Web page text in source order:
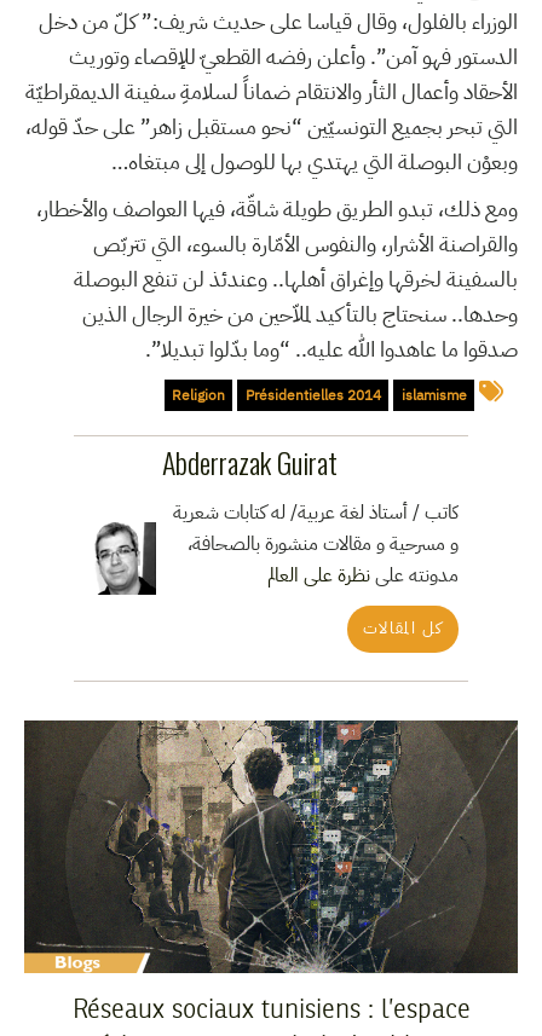
الوزراء بالفلول، وقال قياسا على حديث شريف:” كلّ من دخل
الدستور فهو آمن”. وأعلن رفضه القطعيّ للإقصاء وتوريث
الأحقاد وأعمال الثأر والانتقام ضماناً لسلامةِ سفينة الديمقراطيّة
التي تبحر بجميع التونسيّين “نحو مستقبل زاهر” على حدّ قوله،
وبعوْن البوصلة التي يهتدي بها للوصول إلى مبتغاه…
ومع ذلك، تبدو الطريق طويلة شاقّة، فيها العواصف والأخطار،
والقراصنة الأشرار، والنفوس الأمّارة بالسوء، التي تتربّص
بالسفينة لخرقها وإغراق أهلها.. وعندئذ لن تنفع البوصلة
وحدها.. سنحتاج بالتأكيد لملاّحين من خيرة الرجال الذين
صدقوا ما عاهدوا الله عليه.. “وما بدّلوا تبديلا”.
islamisme
Présidentielles 2014
Religion
Abderrazak Guirat
كاتب / أستاذ لغة عربية/ له كتابات شعرية
و مسرحية و مقالات منشورة بالصحافة،
مدونته علىنظرة على العالم
كل المقالات
Réseaux sociaux tunisiens : l’espace